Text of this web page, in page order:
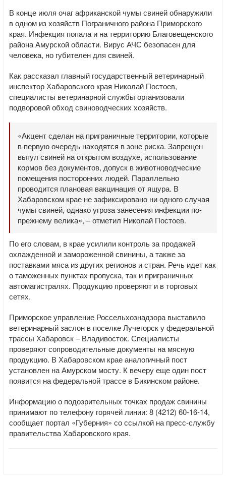
В конце июля очаг африканской чумы свиней обнаружили
в одном из хозяйств Пограничного района Приморского
края. Инфекция попала и на территорию Благовещенского
района Амурской области. Вирус АЧС безопасен для
человека, но губителен для свиней.
Как рассказал главный государственный ветеринарный
инспектор Хабаровского края Николай Постоев,
специалисты ветеринарной службы организовали
подворовой обход свиноводческих хозяйств.
«Акцент сделан на приграничные территории, которые
в первую очередь находятся в зоне риска. Запрещен
выгул свиней на открытом воздухе, использование
кормов без документов, допуск в животноводческие
помещения посторонних людей. Параллельно
проводится плановая вакцинация от ящура. В
Хабаровском крае не зафиксировано ни одного случая
чумы свиней, однако угроза занесения инфекции по-
прежнему велика», – отметил Николай Постоев.
По его словам, в крае усилили контроль за продажей
охлажденной и замороженной свинины, а также за
поставками мяса из других регионов и стран. Речь идет как
о таможенных пунктах пропуска, так и приграничных
автомагистралях. Продукцию проверяют и в торговых
сетях.
Приморское управление Россельхознадзора выставило
ветеринарный заслон в поселке Лучегорск у федеральной
трассы Хабаровск – Владивосток. Специалисты
проверяют сопроводительные документы на мясную
продукцию. В Хабаровском крае аналогичный пост
установлен на Амурском мосту. К вечеру еще один пост
появится на федеральной трассе в Бикинском районе.
Информацию о подозрительных точках продаж свинины
принимают по телефону горячей линии: 8 (4212) 60-16-14,
сообщает портал «Губерния» со ссылкой на пресс-службу
правительства Хабаровского края.